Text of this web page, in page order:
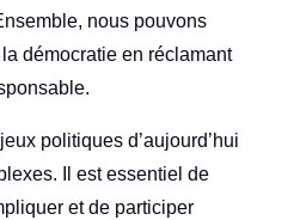
nous pouvons
démocratie en réclamant
politiques d’aujourd’hui
Il est essentiel de
et de participer